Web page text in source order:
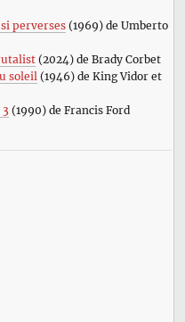
perverses(1969) de Umberto
(2024) de Brady Corbet
soleil (1946) de King Vidor et
(1990) de Francis Ford